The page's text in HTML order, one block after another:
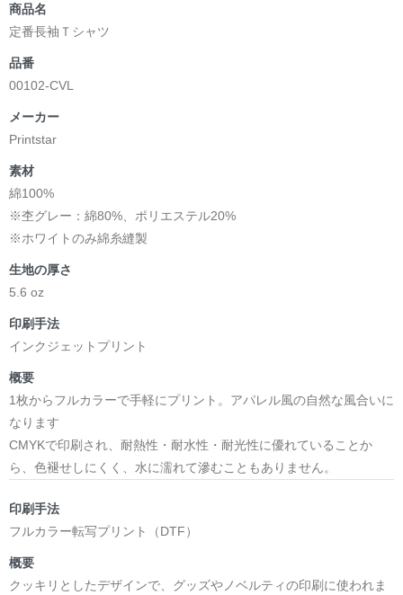
商品名
定番長袖Ｔシャツ
品番
00102-CVL
メーカー
Printstar
素材
綿100%
※杢グレー：綿80%、ポリエステル20%
※ホワイトのみ綿糸縫製
生地の厚さ
5.6 oz
印刷手法
インクジェットプリント
概要
1枚からフルカラーで手軽にプリント。アパレル風の自然な風合いに
なります
CMYKで印刷され、耐熱性・耐水性・耐光性に優れていることか
ら、色褪せしにくく、水に濡れて滲むこともありません。
印刷手法
フルカラー転写プリント（DTF）
概要
クッキリとしたデザインで、グッズやノベルティの印刷に使われま